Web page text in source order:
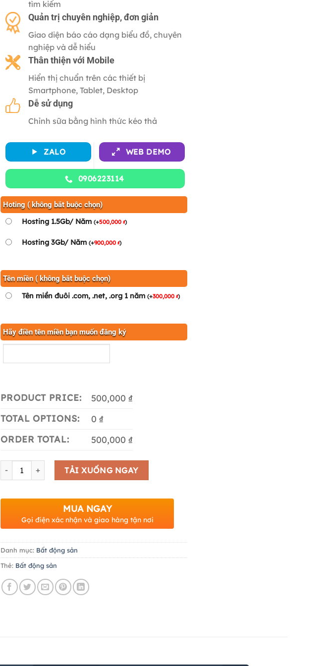
tìm kiếm
Quản trị chuyên nghiệp, đơn giản
Giao diện báo cáo dạng biểu đồ, chuyên
nghiệp và dễ hiểu
Thân thiện với Mobile
Hiển thị chuẩn trên các thiết bị
Smartphone, Tablet, Desktop
Dễ sử dụng
Chỉnh sữa bằng hình thức kéo thả
ZALO WEB DEMO
0906223114
Hoting ( không bắt buộc chọn)
Hosting 1.5Gb/ Năm (+500,000 ₫)
Hosting 3Gb/ Năm (+900,000 ₫)
Tên miền ( không bắt buộc chọn)
Tên miền đuôi .com, .net, .org 1 năm (+300,000 ₫)
Hãy điền tên miền bạn muốn đăng ký
PRODUCT PRICE:
500,000 ₫
TOTAL OPTIONS:
0 ₫
ORDER TOTAL:
500,000 ₫
Số lượng TẢI XUỐNG NGAY
MUA NGAY
Gọi điện xác nhận và giao hàng tận nơi
Danh mục: Bất động sản
Thẻ: Bất động sản